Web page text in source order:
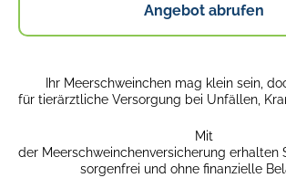
Angebot abrufen
Ihr Meerschweinchen mag klein sein,
für tierärztliche Versorgung bei Unfällen,
Mit
der Meerschweinchenversicherung
sorgenfrei und ohne finanzielle